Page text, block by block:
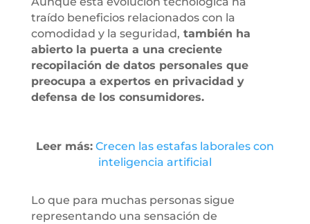
traído beneficios relacionados con la
comodidad y la seguridad, también ha
abierto la puerta a una creciente
recopilación de datos personales que
preocupa a expertos en privacidad y
defensa de los consumidores.
Leer más: Crecen las estafas laborales con
inteligencia artificial
Lo que para muchas personas sigue
representando una sensación de